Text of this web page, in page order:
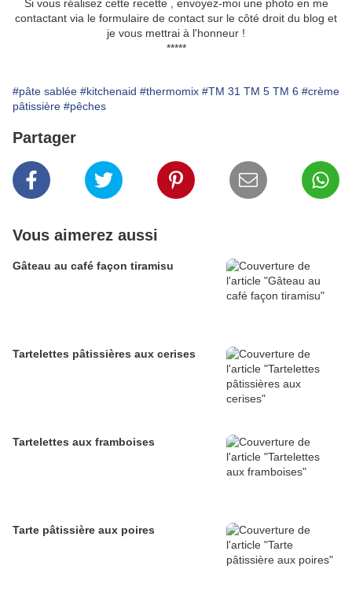
Si vous réalisez cette recette , envoyez-moi une photo en me
contactant via le formulaire de contact sur le côté droit du blog et
je vous mettrai à l'honneur !
*****
#pâte sablée #kitchenaid #thermomix #TM 31 TM 5 TM 6 #crème
pâtissière #pêches
Partager
Vous aimerez aussi
Gâteau au café façon tiramisu
Tartelettes pâtissières aux cerises
Tartelettes aux framboises
Tarte pâtissière aux poires